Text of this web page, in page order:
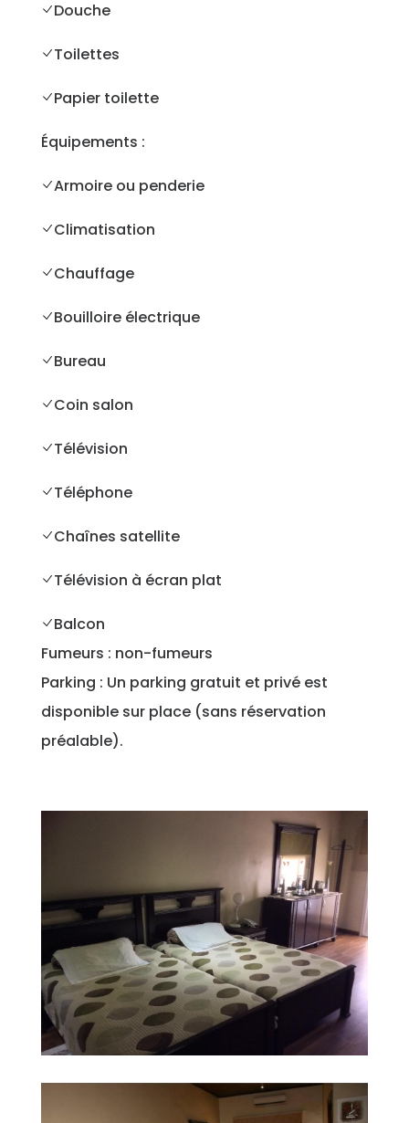
Douche
Toilettes
Papier toilette
Équipements : ​
Armoire ou penderie
Climatisation
Chauffage
Bouilloire électrique
Bureau
Coin salon
Télévision
Téléphone
Chaînes satellite
Télévision à écran plat
Balcon
Fumeurs : ​non-fumeurs
Parking : ​ Un parking gratuit et privé est
disponible sur place (sans réservation
préalable).